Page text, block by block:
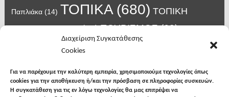
Διαχείριση Συγκατάθεσης
Cookies
Για να παρέχουμε την καλύτερη εμπειρία, χρησιμοποιούμε τεχνολογίες όπως
cookies για την αποθήκευση ή/και την πρόσβαση σε πληροφορίες συσκευών.
Η συγκατάθεση για τις εν λόγω τεχνολογίες θα μας επιτρέψει να
Παπλιάκα(14) ΤΟΠΙΚΑ(680) ΤΟΠΙΚΗ
ΑΥΤΟΔΙΟΙΚΗΣΗ(45) ΤΟΥΡΙΣΜΟΣ(63)
(14) Χατζηβασιλειου
κρούσματα κορονοϊού(18) λαϊκή Νιγρίτας(13) νοσοκομείο Σερρών
σπυροπουλος(7) υγεια(148)